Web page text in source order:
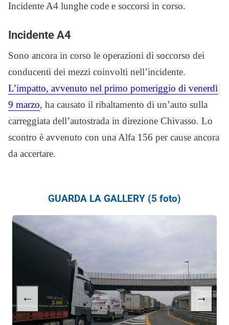
Incidente A4 lunghe code e soccorsi in corso.
Incidente A4
Sono ancora in corso le operazioni di soccorso dei
conducenti dei mezzi coinvolti nell’incidente.
L’impatto, avvenuto nel primo pomeriggio di venerdì
9 marzo, ha causato il ribaltamento di un’auto sulla
carreggiata dell’autostrada in direzione Chivasso. Lo
scontro è avvenuto con una Alfa 156 per cause ancora
da accertare.
GUARDA LA GALLERY (5 foto)
← →